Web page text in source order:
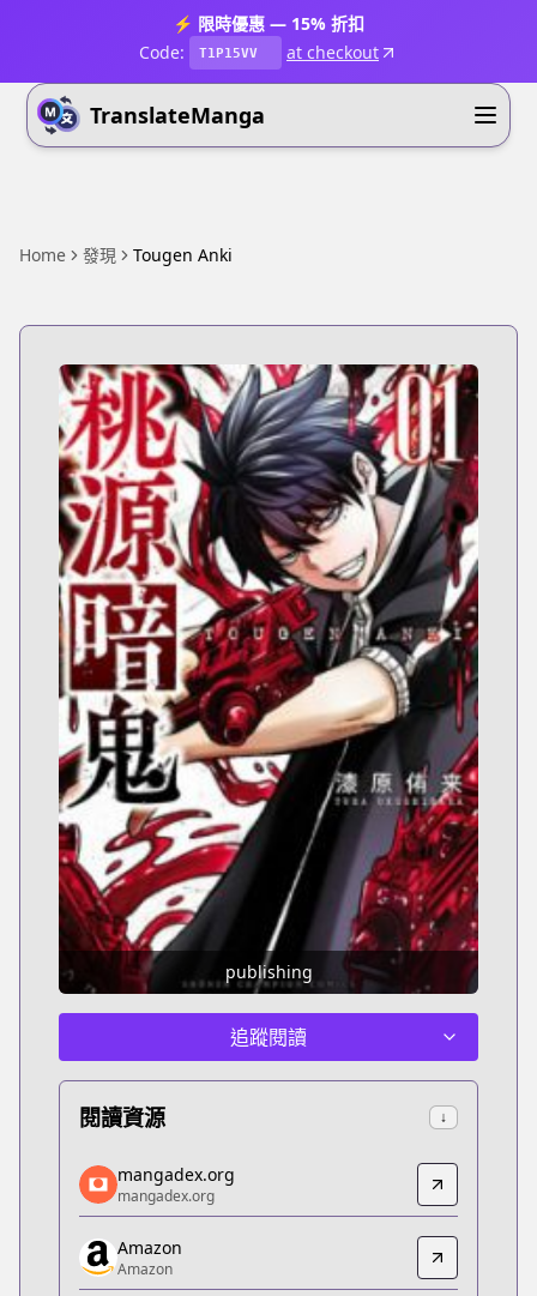
⚡ 限時優惠 — 15% 折扣
Code:
T1P15VV at checkout
TranslateManga
Home 發現 Tougen Anki
publishing
追蹤閱讀
閱讀資源 ↓
mangadex.org
mangadex.org
https://mangadex.org/title/85a99758-de39-471e-
Amazon
Amazon
mangadex.org
mangadex.org
Amazon
Amazon